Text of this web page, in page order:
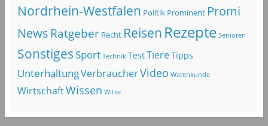
Nordrhein-Westfalen Politik Prominent Promi
NewsRatgeber Recht Reisen Rezepte Senioren
SonstigesSport Technik TestTiereTipps
UnterhaltungVerbraucherVideo Warenkunde
WirtschaftWissen Witze